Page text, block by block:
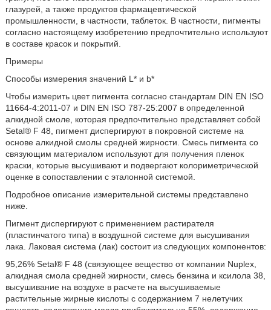
глазурей, а также продуктов фармацевтической
промышленности, в частности, таблеток. В частности, пигменты
согласно настоящему изобретению предпочтительно используют
в составе красок и покрытий.
Примеры
Способы измерения значений L* и b*
Чтобы измерить цвет пигмента согласно стандартам DIN EN ISO
11664-4:2011-07 и DIN EN ISO 787-25:2007 в определенной
алкидной смоле, которая предпочтительно представляет собой
Setal® F 48, пигмент диспергируют в покровной системе на
основе алкидной смолы средней жирности. Смесь пигмента со
связующим материалом используют для получения пленок
краски, которые высушивают и подвергают колориметрической
оценке в сопоставлении с эталонной системой.
Подробное описание измерительной системы представлено
ниже.
Пигмент диспергируют с применением растирателя
(пластинчатого типа) в воздушной системе для высушивания
лака. Лаковая система (лак) состоит из следующих компонентов:
95,26% Setal® F 48 (связующее вещество от компании Nuplex,
алкидная смола средней жирности, смесь бензина и ксилола 38,
высушивание на воздухе в расчете на высушиваемые
растительные жирные кислоты с содержанием 7 нелетучих